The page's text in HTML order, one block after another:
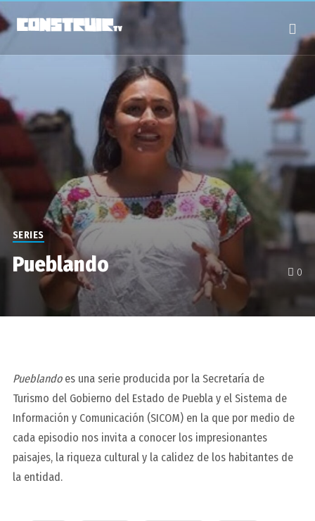
0
SERIES
Pueblando
Pueblandoes una serie producida por la Secretaría de
Turismo del Gobierno del Estado de Puebla y el Sistema de
Información y Comunicación (SICOM) en la que por medio de
cada episodio nos invita a conocer los impresionantes
paisajes, la riqueza cultural y la calidez de los habitantes de
la entidad.